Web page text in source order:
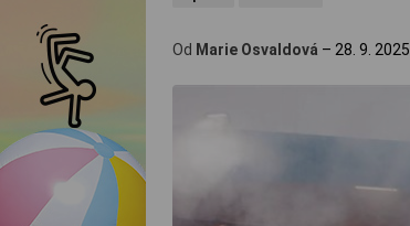
Od Marie Osvaldová – 28. 9. 2025